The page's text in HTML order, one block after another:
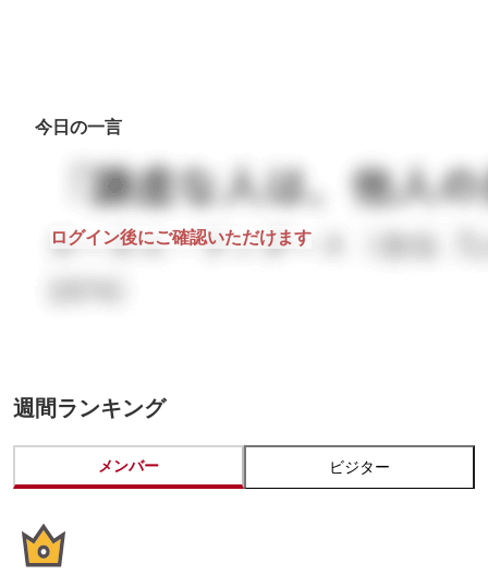
今日の一言
ログイン後にご確認いただけます
週間ランキング
メンバー ビジター